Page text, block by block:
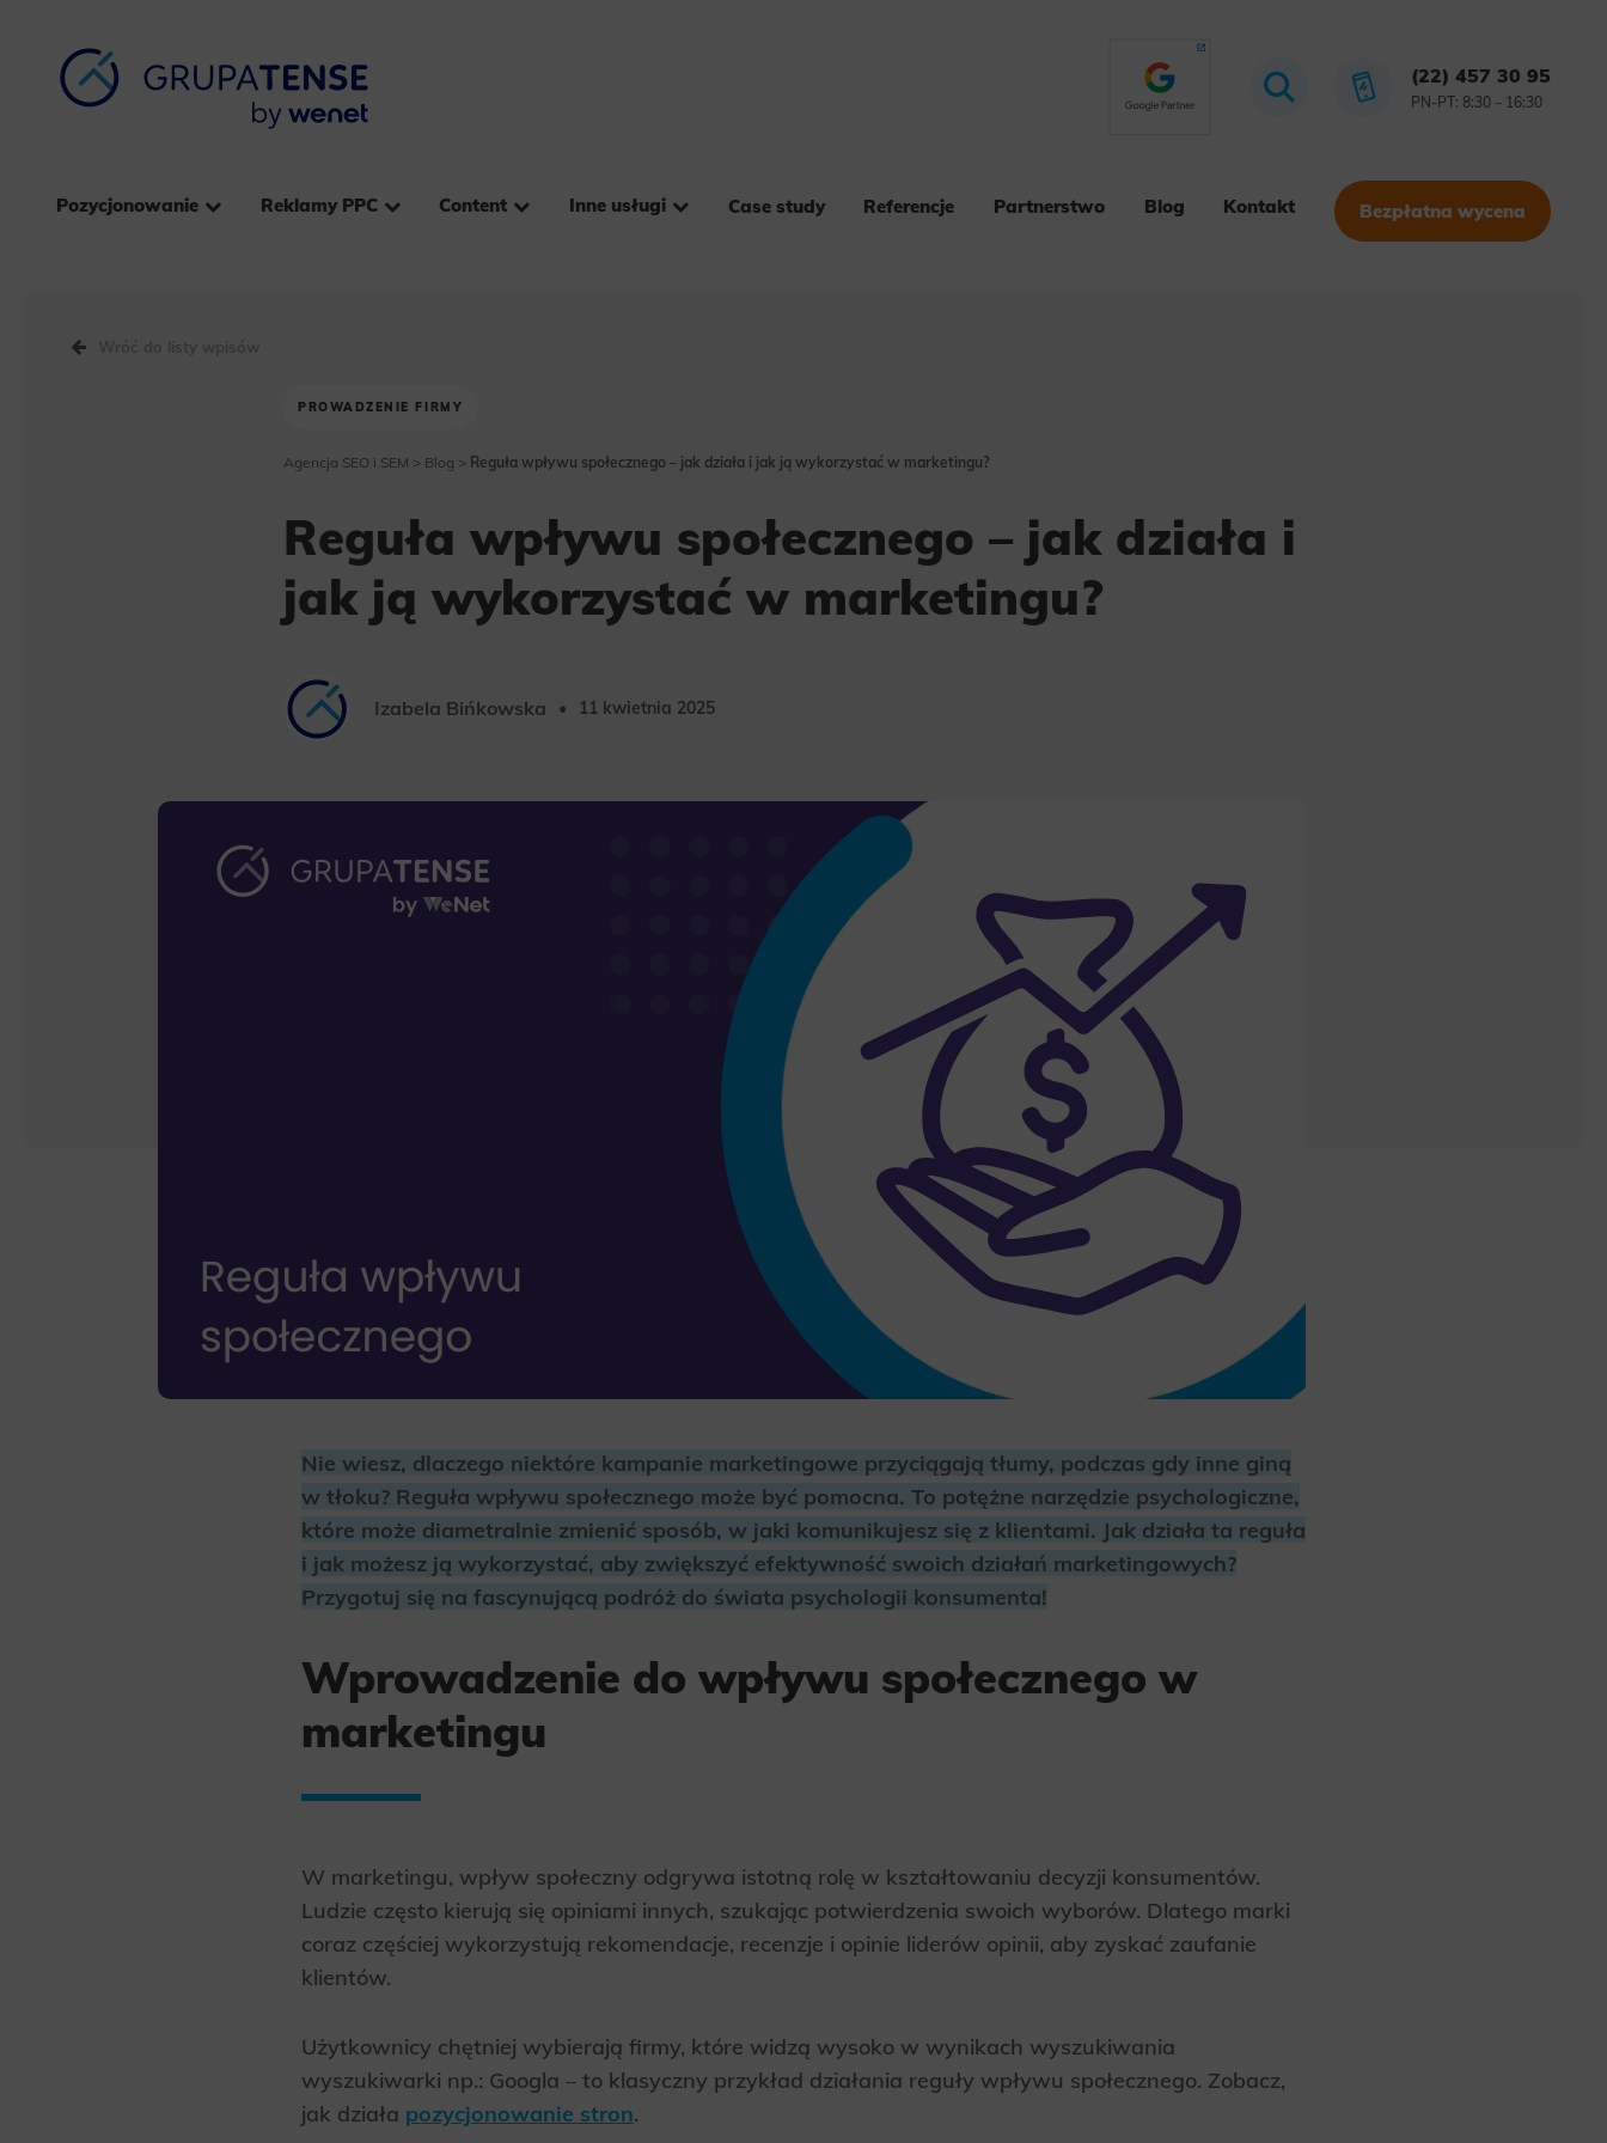
(22) 457 30 95
PN-PT: 8:30 – 16:30
Pozycjonowanie Reklamy PPC Content Inne usługi Case study Referencje Partnerstwo Blog Kontakt Bezpłatna wycena
PROWADZENIE FIRMY
Agencja SEO i SEM > Blog > Reguła wpływu społecznego – jak działa i jak ją wykorzystać w marketingu?
Reguła wpływu społecznego – jak działa i
jak ją wykorzystać w marketingu?
Izabela Bińkowska 11 kwietnia 2025
Nie wiesz, dlaczego niektóre kampanie marketingowe przyciągają tłumy, podczas gdy inne giną
w tłoku? Reguła wpływu społecznego może być pomocna. To potężne narzędzie psychologiczne,
które może diametralnie zmienić sposób, w jaki komunikujesz się z klientami. Jak działa ta reguła
i jak możesz ją wykorzystać, aby zwiększyć efektywność swoich działań marketingowych?
Przygotuj się na fascynującą podróż do świata psychologii konsumenta!
Wprowadzenie do wpływu społecznego w
marketingu
W marketingu, wpływ społeczny odgrywa istotną rolę w kształtowaniu decyzji konsumentów.
Ludzie często kierują się opiniami innych, szukając potwierdzenia swoich wyborów. Dlatego marki
coraz częściej wykorzystują rekomendacje, recenzje i opinie liderów opinii, aby zyskać zaufanie
klientów.
Użytkownicy chętniej wybierają firmy, które widzą wysoko w wynikach wyszukiwania
wyszukiwarki np.: Googla – to klasyczny przykład działania reguły wpływu społecznego. Zobacz,
jak działa pozycjonowanie stron.